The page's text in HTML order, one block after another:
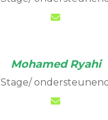
Mohamed Ryahi
Stage/ ondersteunend